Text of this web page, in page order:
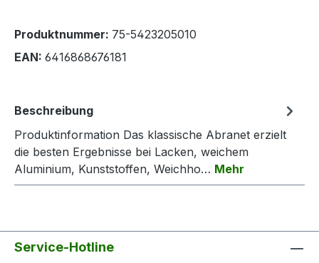
Produktnummer: 75-5423205010
EAN: 6416868676181
Beschreibung
Produktinformation Das klassische Abranet erzielt
die besten Ergebnisse bei Lacken, weichem
Aluminium, Kunststoffen, Weichho… Mehr
Service-Hotline